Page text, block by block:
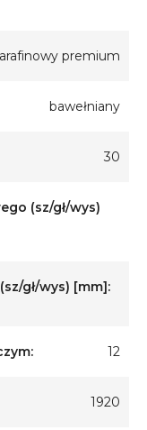
premium
bawełniany
30
(sz/gł/wys)
gł/wys) [mm]:
12
1920